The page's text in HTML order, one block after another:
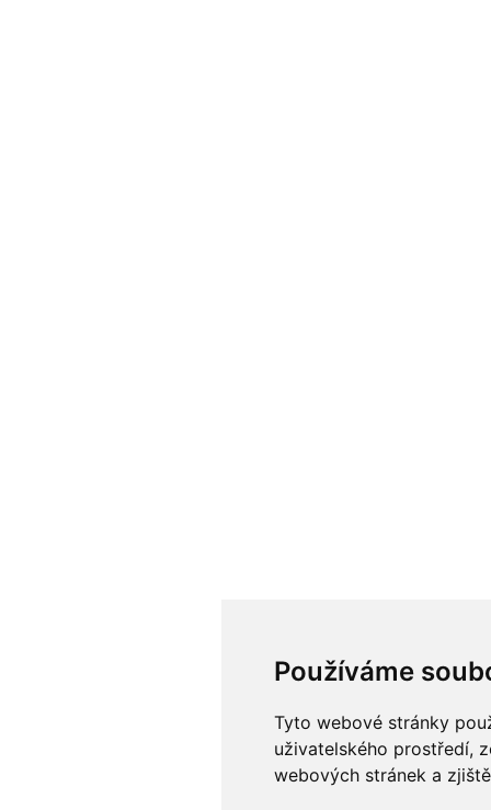
Používáme
Tyto webové stránky
uživatelského prostředí,
webových stránek a